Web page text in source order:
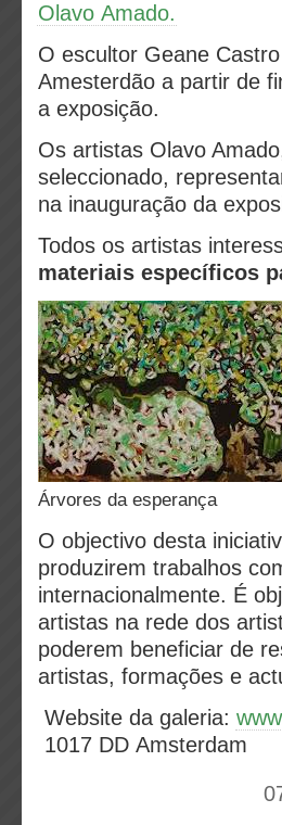
Olavo Amado.
O escultor Geane
Amesterdão a partir de
a exposição.
Os artistas Olavo
seleccionado,
na inauguração da
Todos os artistas
materiais específicos
árvores da esperança
O objectivo desta
produzirem trabalhos
internacionalmente. É
artistas na rede dos
poderem beneficiar de
artistas, formações e
Website da galeria:
1017 DD Amsterdam